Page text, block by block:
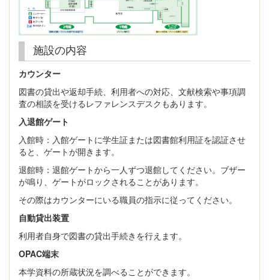
施設の内容
カウンター
図書の貸出や返却手続、利用者への対応、文献検索や事項調
査の相談を受けるレファレンスデスクもあります。
入退館ゲート
入館時：入館ゲートに学生証または図書館利用証を認証させ
ると、ゲートが開きます。
退館時：退館ゲートから一人ずつ退館してください。ブザー
が鳴り、ゲートがロックされることがあります。
その際はカウンターにいる職員の指示に従ってください。
自動貸出装置
利用者自身で図書の貸出手続きを行えます。
OPAC端末
本学資料の所蔵状況を調べることができます。